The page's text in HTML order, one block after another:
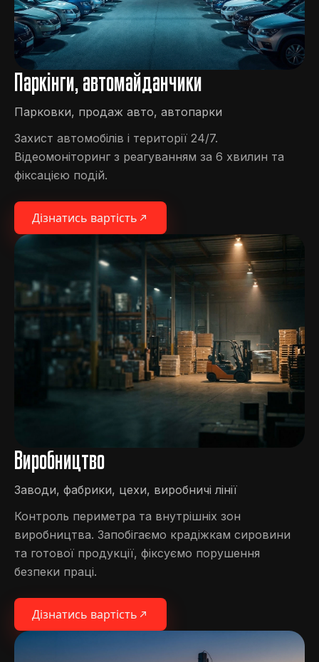
Паркінги, автомайданчики
Парковки, продаж авто, автопарки
Захист автомобілів і території 24/7.
Відеомоніторинг з реагуванням за 6 хвилин та
фіксацією подій.
Дізнатись вартість
Виробництво
Заводи, фабрики, цехи, виробничі лінії
Контроль периметра та внутрішніх зон
виробництва. Запобігаємо крадіжкам сировини
та готової продукції, фіксуємо порушення
безпеки праці.
Дізнатись вартість